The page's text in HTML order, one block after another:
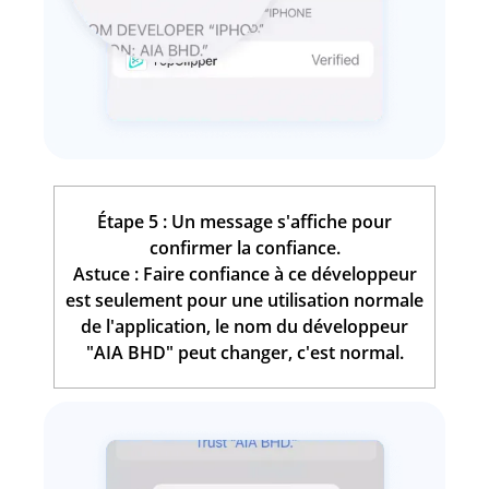
Étape 5 : Un message s'affiche pour
confirmer la confiance.
Astuce : Faire confiance à ce développeur
est seulement pour une utilisation normale
de l'application, le nom du développeur
"AIA BHD" peut changer, c'est normal.